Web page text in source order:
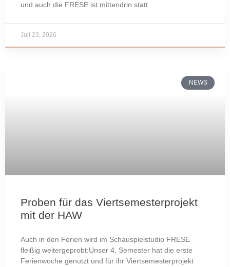
und auch die FRESE ist mittendrin statt
Juli 23, 2026
NEWS
Proben für das Viertsemesterprojekt
mit der HAW
Auch in den Ferien wird im Schauspielstudio FRESE
fleißig weitergeprobt:Unser 4. Semester hat die erste
Ferienwoche genutzt und für ihr Viertsemesterprojekt